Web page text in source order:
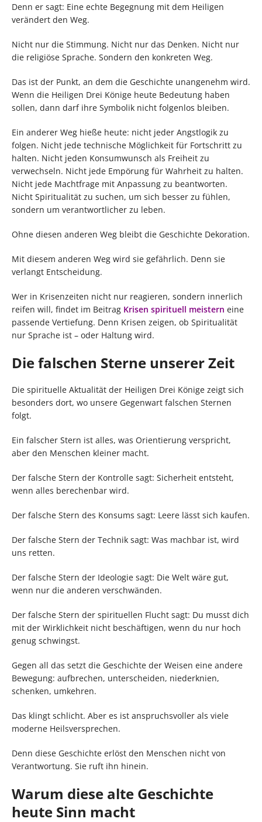
Denn er sagt: Eine echte Begegnung mit dem Heiligen
verändert den Weg.
Nicht nur die Stimmung. Nicht nur das Denken. Nicht nur
die religiöse Sprache. Sondern den konkreten Weg.
Das ist der Punkt, an dem die Geschichte unangenehm wird.
Wenn die Heiligen Drei Könige heute Bedeutung haben
sollen, dann darf ihre Symbolik nicht folgenlos bleiben.
Ein anderer Weg hieße heute: nicht jeder Angstlogik zu
folgen. Nicht jede technische Möglichkeit für Fortschritt zu
halten. Nicht jeden Konsumwunsch als Freiheit zu
verwechseln. Nicht jede Empörung für Wahrheit zu halten.
Nicht jede Machtfrage mit Anpassung zu beantworten.
Nicht Spiritualität zu suchen, um sich besser zu fühlen,
sondern um verantwortlicher zu leben.
Ohne diesen anderen Weg bleibt die Geschichte Dekoration.
Mit diesem anderen Weg wird sie gefährlich. Denn sie
verlangt Entscheidung.
Wer in Krisenzeiten nicht nur reagieren, sondern innerlich
reifen will, findet im Beitrag Krisen spirituell meistern eine
passende Vertiefung. Denn Krisen zeigen, ob Spiritualität
nur Sprache ist – oder Haltung wird.
Die falschen Sterne unserer Zeit
Die spirituelle Aktualität der Heiligen Drei Könige zeigt sich
besonders dort, wo unsere Gegenwart falschen Sternen
folgt.
Ein falscher Stern ist alles, was Orientierung verspricht,
aber den Menschen kleiner macht.
Der falsche Stern der Kontrolle sagt: Sicherheit entsteht,
wenn alles berechenbar wird.
Der falsche Stern des Konsums sagt: Leere lässt sich kaufen.
Der falsche Stern der Technik sagt: Was machbar ist, wird
uns retten.
Der falsche Stern der Ideologie sagt: Die Welt wäre gut,
wenn nur die anderen verschwänden.
Der falsche Stern der spirituellen Flucht sagt: Du musst dich
mit der Wirklichkeit nicht beschäftigen, wenn du nur hoch
genug schwingst.
Gegen all das setzt die Geschichte der Weisen eine andere
Bewegung: aufbrechen, unterscheiden, niederknien,
schenken, umkehren.
Das klingt schlicht. Aber es ist anspruchsvoller als viele
moderne Heilsversprechen.
Denn diese Geschichte erlöst den Menschen nicht von
Verantwortung. Sie ruft ihn hinein.
Warum diese alte Geschichte
heute Sinn macht